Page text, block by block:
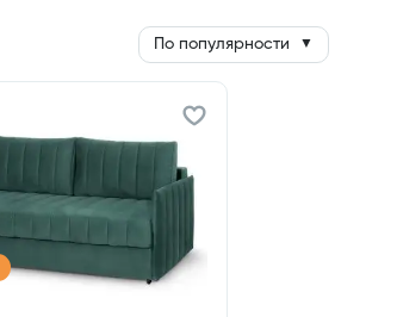
По популярности ▼